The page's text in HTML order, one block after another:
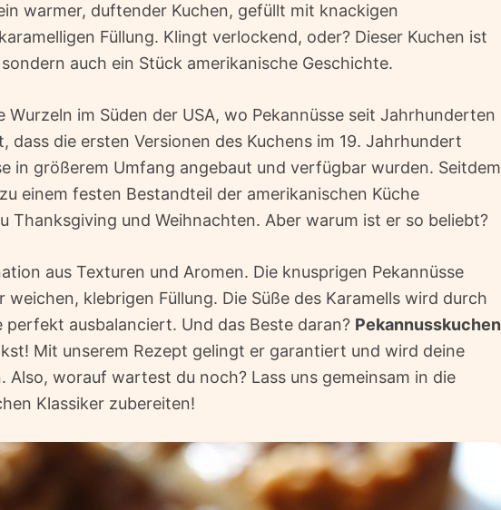
warmer, duftender Kuchen, gefüllt mit knackigen
Füllung. Klingt verlockend, oder? Dieser Kuchen ist
auch ein Stück amerikanische Geschichte.
Wurzeln im Süden der USA, wo Pekannüsse seit Jahrhunderten
dass die ersten Versionen des Kuchens im 19. Jahrhundert
in größerem Umfang angebaut und verfügbar wurden. Seitdem
einem festen Bestandteil der amerikanischen Küche
Thanksgiving und Weihnachten. Aber warum ist er so beliebt?
aus Texturen und Aromen. Die knusprigen Pekannüsse
klebrigen Füllung. Die Süße des Karamells wird durch
ausbalanciert. Und das Beste daran? Pekannusskuchen
Mit unserem Rezept gelingt er garantiert und wird deine
Also, worauf wartest du noch? Lass uns gemeinsam in die
Klassiker zubereiten!